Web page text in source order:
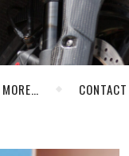
MORE… CONTACT